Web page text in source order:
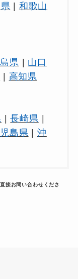
| 和歌山
県 | 山口
| 高知県
|長崎県 |
島県 |沖
接お問い合わせくださ